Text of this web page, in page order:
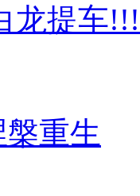
龙提车
重生